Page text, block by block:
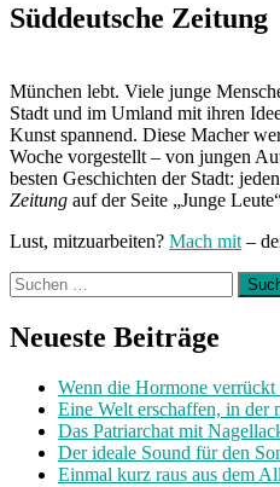
Süddeutsche Zeitung
München lebt. Viele junge
Stadt und im Umland mit ihren
Kunst spannend. Diese Macher
Woche vorgestellt – von jungen
besten Geschichten der Stadt:
Zeitung auf der Seite „Junge
Lust, mitzuarbeiten? Mach mit –
Suchen
nach:
Neueste Beiträge
Wenn die Hormone verrückt
Eine Welt erschaffen, in der
Das Patriarchat mit
Der ideale Sound für den
Einmal kurz raus aus dem